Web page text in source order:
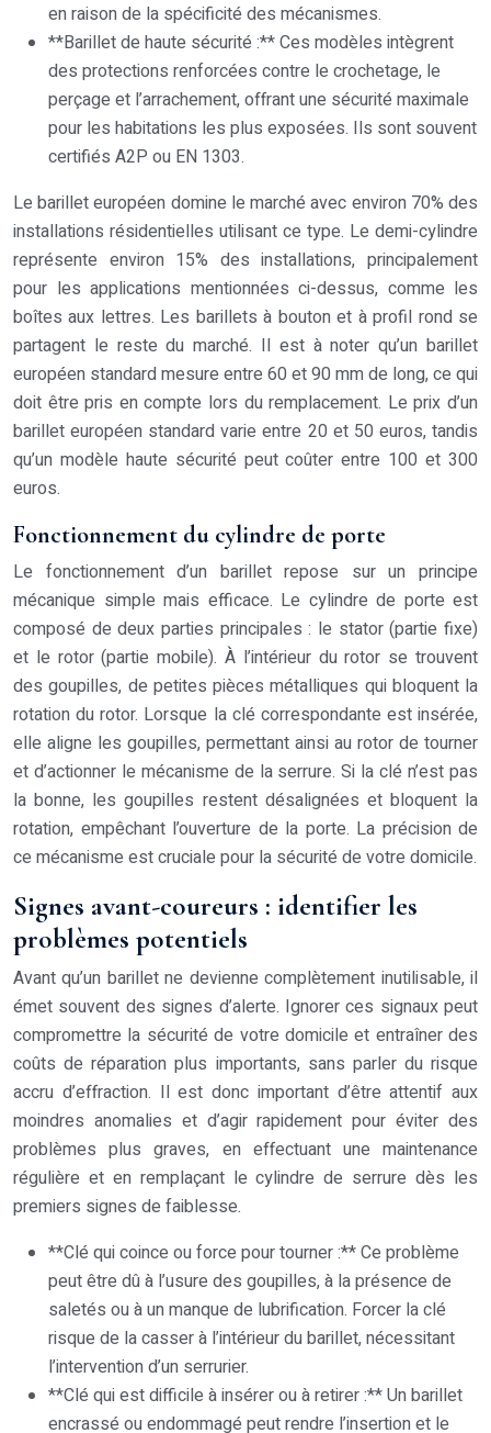
en raison de la spécificité des mécanismes.
**Barillet de haute sécurité :** Ces modèles intègrent
des protections renforcées contre le crochetage, le
perçage et l’arrachement, offrant une sécurité maximale
pour les habitations les plus exposées. Ils sont souvent
certifiés A2P ou EN 1303.
Le barillet européen domine le marché avec environ 70% des
installations résidentielles utilisant ce type. Le demi-cylindre
représente environ 15% des installations, principalement
pour les applications mentionnées ci-dessus, comme les
boîtes aux lettres. Les barillets à bouton et à profil rond se
partagent le reste du marché. Il est à noter qu’un barillet
européen standard mesure entre 60 et 90 mm de long, ce qui
doit être pris en compte lors du remplacement. Le prix d’un
barillet européen standard varie entre 20 et 50 euros, tandis
qu’un modèle haute sécurité peut coûter entre 100 et 300
euros.
Fonctionnement du cylindre de porte
Le fonctionnement d’un barillet repose sur un principe
mécanique simple mais efficace. Le cylindre de porte est
composé de deux parties principales : le stator (partie fixe)
et le rotor (partie mobile). À l’intérieur du rotor se trouvent
des goupilles, de petites pièces métalliques qui bloquent la
rotation du rotor. Lorsque la clé correspondante est insérée,
elle aligne les goupilles, permettant ainsi au rotor de tourner
et d’actionner le mécanisme de la serrure. Si la clé n’est pas
la bonne, les goupilles restent désalignées et bloquent la
rotation, empêchant l’ouverture de la porte. La précision de
ce mécanisme est cruciale pour la sécurité de votre domicile.
Signes avant-coureurs : identifier les
problèmes potentiels
Avant qu’un barillet ne devienne complètement inutilisable, il
émet souvent des signes d’alerte. Ignorer ces signaux peut
compromettre la sécurité de votre domicile et entraîner des
coûts de réparation plus importants, sans parler du risque
accru d’effraction. Il est donc important d’être attentif aux
moindres anomalies et d’agir rapidement pour éviter des
problèmes plus graves, en effectuant une maintenance
régulière et en remplaçant le cylindre de serrure dès les
premiers signes de faiblesse.
**Clé qui coince ou force pour tourner :** Ce problème
peut être dû à l’usure des goupilles, à la présence de
saletés ou à un manque de lubrification. Forcer la clé
risque de la casser à l’intérieur du barillet, nécessitant
l’intervention d’un serrurier.
**Clé qui est difficile à insérer ou à retirer :** Un barillet
encrassé ou endommagé peut rendre l’insertion et le